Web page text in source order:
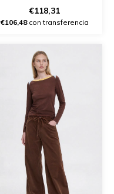
€118,31
€106,48con transferencia